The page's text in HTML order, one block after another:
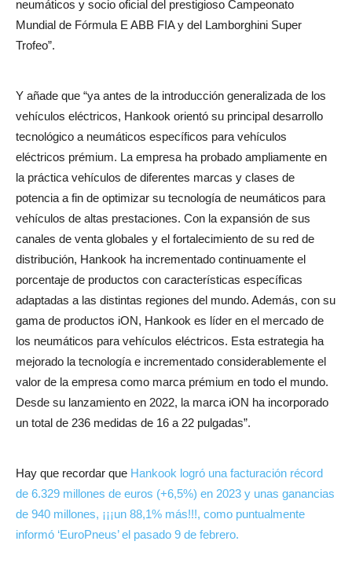
neumáticos y socio oficial del prestigioso Campeonato
Mundial de Fórmula E ABB FIA y del Lamborghini Super
Trofeo”.
Y añade que “ya antes de la introducción generalizada de los
vehículos eléctricos, Hankook orientó su principal desarrollo
tecnológico a neumáticos específicos para vehículos
eléctricos prémium. La empresa ha probado ampliamente en
la práctica vehículos de diferentes marcas y clases de
potencia a fin de optimizar su tecnología de neumáticos para
vehículos de altas prestaciones. Con la expansión de sus
canales de venta globales y el fortalecimiento de su red de
distribución, Hankook ha incrementado continuamente el
porcentaje de productos con características específicas
adaptadas a las distintas regiones del mundo. Además, con su
gama de productos iON, Hankook es líder en el mercado de
los neumáticos para vehículos eléctricos. Esta estrategia ha
mejorado la tecnología e incrementado considerablemente el
valor de la empresa como marca prémium en todo el mundo.
Desde su lanzamiento en 2022, la marca iON ha incorporado
un total de 236 medidas de 16 a 22 pulgadas”.
Hay que recordar que Hankook logró una facturación récord
de 6.329 millones de euros (+6,5%) en 2023 y unas ganancias
de 940 millones, ¡¡¡un 88,1% más!!!, como puntualmente
informó ‘EuroPneus’ el pasado 9 de febrero.